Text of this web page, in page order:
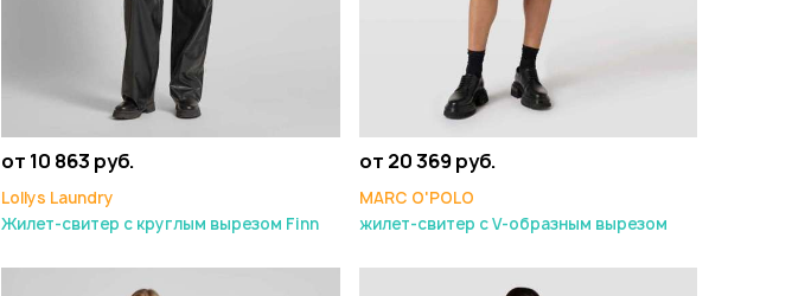
от 10 863 руб.
Lollys Laundry
Жилет-свитер с круглым вырезом Finn
от 20 369 руб.
MARC O'POLO
жилет-свитер с V-образным вырезом